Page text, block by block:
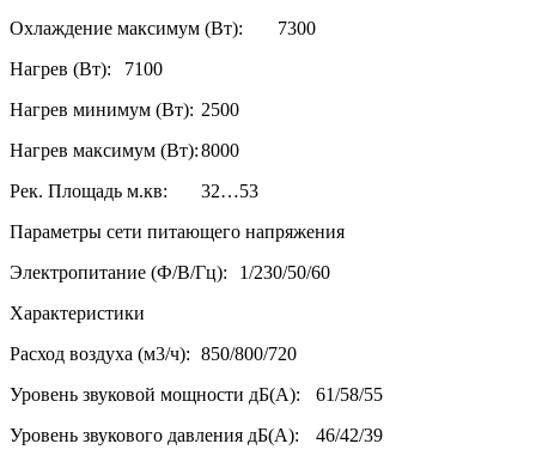
Охлаждение максимум (Вт):
7300
Нагрев (Вт):
7100
Нагрев минимум (Вт): 2500
Нагрев максимум (Вт):8000
Рек. Площадь м.кв:
32…53
Параметры сети питающего напряжения
Электропитание (Ф/В/Гц):
1/230/50/60
Характеристики
Расход воздуха (м3/ч): 850/800/720
Уровень звуковой мощности дБ(А):
61/58/55
Уровень звукового давления дБ(А):
46/42/39